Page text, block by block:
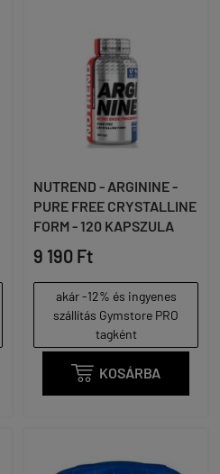
NUTREND - ARGININE -
PURE FREE CRYSTALLINE
FORM - 120 KAPSZULA
9 190 Ft
akár -12% és ingyenes
szállítás Gymstore PRO
tagként
 KOSÁRBA